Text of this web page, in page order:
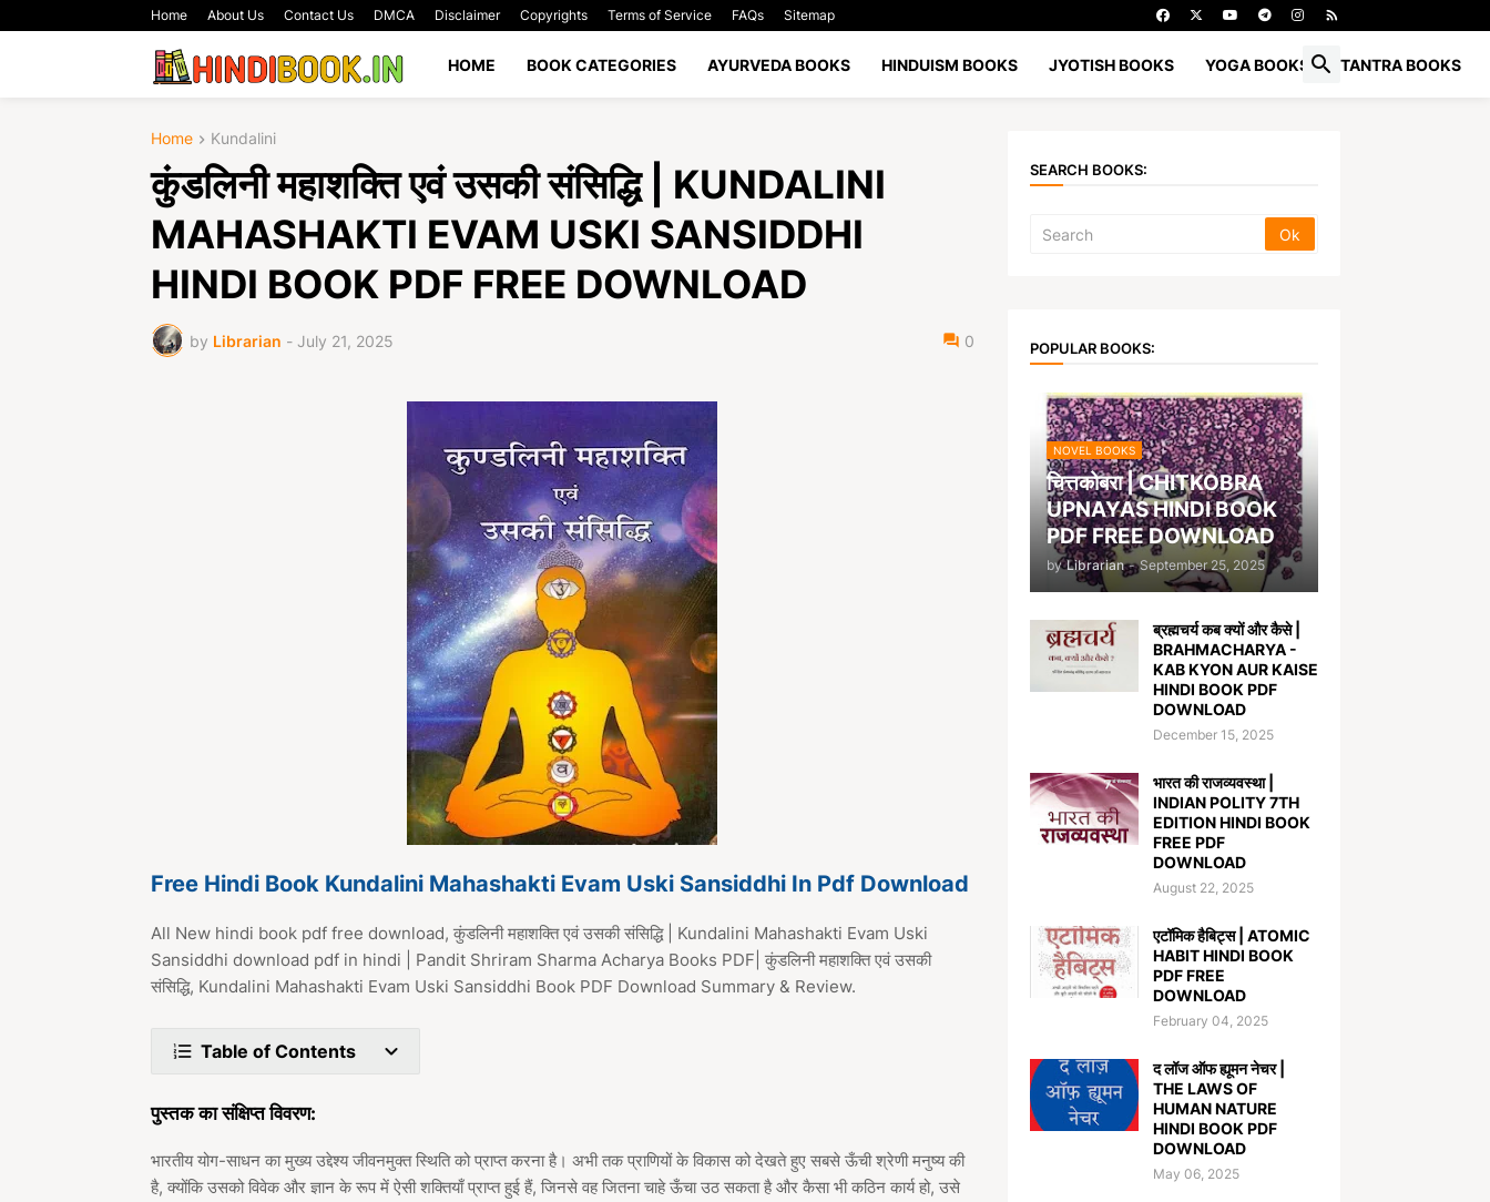
Home About Us Contact Us DMCA Disclaimer Copyrights Terms of Service FAQs Sitemap
HOME BOOK CATEGORIES AYURVEDA BOOKS HINDUISM BOOKS JYOTISH BOOKS YOGA BOOKS TANTRA BOOKS
Home Kundalini
कुंडलिनी महाशक्ति एवं उसकी संसिद्धि | KUNDALINI
MAHASHAKTI EVAM USKI SANSIDDHI
HINDI BOOK PDF FREE DOWNLOAD
by Librarian - July 21, 2025 0
Free Hindi Book Kundalini Mahashakti Evam Uski Sansiddhi In Pdf Download
All New hindi book pdf free download, कुंडलिनी महाशक्ति एवं उसकी संसिद्धि | Kundalini Mahashakti Evam Uski
Sansiddhi download pdf in hindi | Pandit Shriram Sharma Acharya Books PDF| कुंडलिनी महाशक्ति एवं उसकी
संसिद्धि, Kundalini Mahashakti Evam Uski Sansiddhi Book PDF Download Summary & Review.
Table of Contents
पुस्तक का संक्षिप्त विवरण:
भारतीय योग-साधन का मुख्य उद्देश्य जीवनमुक्त स्थिति को प्राप्त करना है। अभी तक प्राणियों के विकास को देखते हुए सबसे ऊँची श्रेणी मनुष्य की
है, क्योंकि उसको विवेक और ज्ञान के रूप में ऐसी शक्तियाँ प्राप्त हुई हैं, जिनसे वह जितना चाहे ऊँचा उठ सकता है और कैसा भी कठिन कार्य हो, उसे
SEARCH BOOKS:
POPULAR BOOKS:
NOVEL BOOKS
चित्तकोबरा | CHITKOBRA
UPNAYAS HINDI BOOK
PDF FREE DOWNLOAD
by Librarian - September 25, 2025
ब्रह्मचर्य कब क्यों और कैसे |
BRAHMACHARYA -
KAB KYON AUR KAISE
HINDI BOOK PDF
DOWNLOAD
December 15, 2025
भारत की राजव्यवस्था |
INDIAN POLITY 7TH
EDITION HINDI BOOK
FREE PDF
DOWNLOAD
August 22, 2025
एटॉमिक हैबिट्स | ATOMIC
HABIT HINDI BOOK
PDF FREE
DOWNLOAD
February 04, 2025
द लॉज ऑफ ह्यूमन नेचर |
THE LAWS OF
HUMAN NATURE
HINDI BOOK PDF
DOWNLOAD
May 06, 2025